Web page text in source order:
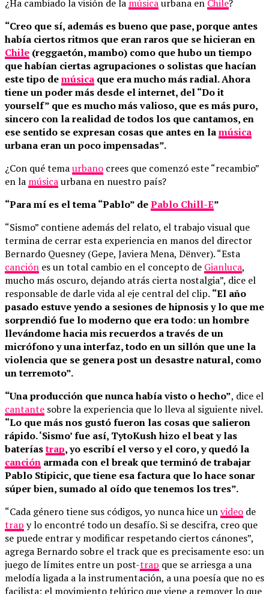
¿Ha cambiado la visión de la músicaurbana en Chile?
“Creo que sí, además es bueno que pase, porque antes
había ciertos ritmos que eran raros que se hicieran en
Chile (reggaetón, mambo) como que hubo un tiempo
que habían ciertas agrupaciones o solistas que hacían
este tipo demúsica que era mucho más radial. Ahora
tiene un poder más desde el internet, del “Do it
yourself” que es mucho más valioso, que es más puro,
sincero con la realidad de todos los que cantamos, en
ese sentido se expresan cosas que antes en lamúsica
urbana eran un poco impensadas”.
¿Con qué temaurbano crees que comenzó este “recambio”
en la músicaurbana en nuestro país?
“Para mí es el tema “Pablo” dePablo Chill-E”
“Sismo” contiene además del relato, el trabajo visual que
termina de cerrar esta experiencia en manos del director
Bernardo Quesney (Gepe, Javiera Mena, Dënver). “Esta
canción es un total cambio en el concepto de Gianluca,
mucho más oscuro, dejando atrás cierta nostalgia”, dice el
responsable de darle vida al eje central del clip. “El año
pasado estuve yendo a sesiones de hipnosis y lo que me
sorprendió fue lo moderno que era todo: un hombre
llevándome hacia mis recuerdos a través de un
micrófono y una interfaz, todo en un sillón que une la
violencia que se genera post un desastre natural, como
un terremoto”.
“Una producción que nunca había visto o hecho”, dice el
cantante sobre la experiencia que lo lleva al siguiente nivel.
“Lo que más nos gustó fueron las cosas que salieron
rápido. ‘Sismo’ fue así, TytoKush hizo el beat y las
bateríastrap, yo escribí el verso y el coro, y quedó la
canción armada con el break que terminó de trabajar
Pablo Stipicic, que tiene esa factura que lo hace sonar
súper bien, sumado al oído que tenemos los tres”.
“Cada género tiene sus códigos, yo nunca hice unvideo de
trap y lo encontré todo un desafío. Si se descifra, creo que
se puede entrar y modificar respetando ciertos cánones”,
agrega Bernardo sobre el track que es precisamente eso: un
juego de límites entre un post-trap que se arriesga a una
melodía ligada a la instrumentación, a una poesía que no es
facilista; el movimiento telúrico que viene a remover lo que